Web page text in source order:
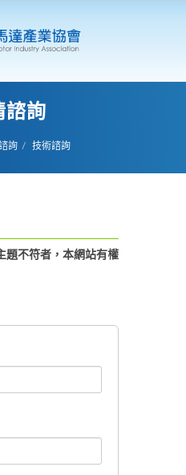
諮詢
詢 技術諮詢
題不符者，本網站有權